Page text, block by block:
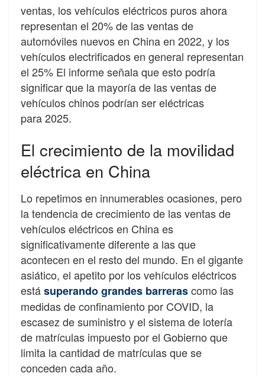
ventas, los vehículos eléctricos puros ahora
representan el 20% de las ventas de
automóviles nuevos en China en 2022, y los
vehículos electrificados en general representan
el 25% El informe señala que esto podría
significar que la mayoría de las ventas de
vehículos chinos podrían ser eléctricas
para 2025.
El crecimiento de la movilidad
eléctrica en China
Lo repetimos en innumerables ocasiones, pero
la tendencia de crecimiento de las ventas de
vehículos eléctricos en China es
significativamente diferente a las que
acontecen en el resto del mundo. En el gigante
asiático, el apetito por los vehículos eléctricos
estásuperando grandes barrerascomo las
medidas de confinamiento por COVID, la
escasez de suministro y el sistema de lotería
de matrículas impuesto por el Gobierno que
limita la cantidad de matrículas que se
conceden cada año.